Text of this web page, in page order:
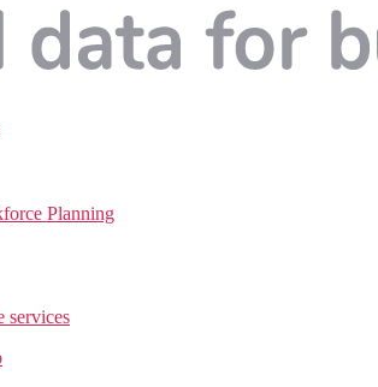
Planning
services